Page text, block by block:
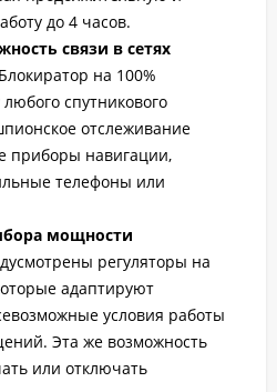
до 4 часов.
связи в сетях
Блокиратор на 100%
спутникового
отслеживание
приборы навигации,
телефоны или
мощности
регуляторы на
адаптируют
условия работы
Эта же возможность
или отключать